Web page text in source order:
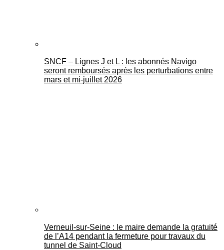
SNCF – Lignes J et L : les abonnés Navigo
seront remboursés après les perturbations entre
mars et mi-juillet 2026
Verneuil-sur-Seine : le maire demande la gratuité
de l’A14 pendant la fermeture pour travaux du
tunnel de Saint-Cloud